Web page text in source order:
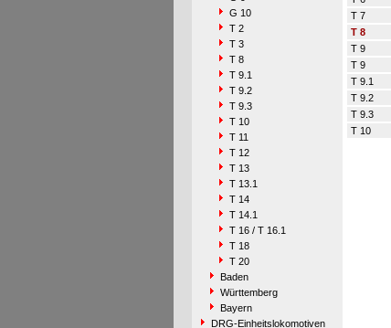
G 10
T 2
T 3
T 8
T 9.1
T 9.2
T 9.3
T 10
T 11
T 12
T 13
T 13.1
T 14
T 14.1
T 16 / T 16.1
T 18
T 20
Baden
Württemberg
Bayern
DRG-Einheitslokomotiven
T 7
T 8
T 9
T 9
T 9.1
T 9.2
T 9.3
T 10